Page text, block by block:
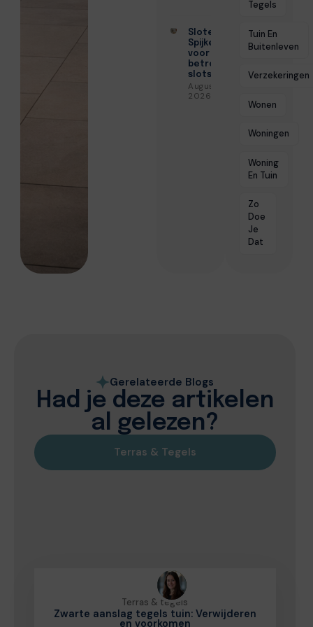
Slotenmaker
Spijkenisse
voor
betrouwbare
slotservice
Augustus 3,
2026
Tegels
Tuin En
Buitenleven
Verzekeringen
Wonen
Woningen
Woning
En Tuin
Zo
Doe
Je
Dat
Gerelateerde Blogs
Had je deze artikelen
al gelezen?
Terras & Tegels
Terras & tegels
Zwarte aanslag tegels tuin: Verwijderen
en voorkomen